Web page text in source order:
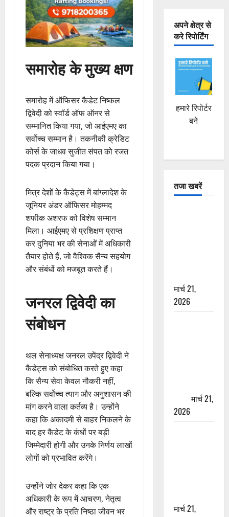
समारोह के मुख्य क्षण
समारोह में ऑफिसर कैडेट निष्कल
द्विवेदी को स्वॉर्ड ऑफ ऑनर से
सम्मानित किया गया, जो आईएमए का
सर्वोच्च सम्मान है। तकनीकी क्रेडिट
कोर्स के जाधव सुजीत संपत को रजत
पदक प्रदान किया गया।
मित्र देशों के कैडेट्स में बांग्लादेश के
जूनियर अंडर ऑफिसर मोहम्मद
शफीक अशरफ को विशेष सम्मान
मिला। आईएमए से प्रशिक्षण प्राप्त
कर दुनिया भर की सेनाओं में अधिकारी
तैयार होते हैं, जो वैश्विक सैन्य सहयोग
और संबंधों को मजबूत करते हैं।
जनरल द्विवेदी का
संबोधन
थल सेनाध्यक्ष जनरल उपेंद्र द्विवेदी ने
कैडेट्स को संबोधित करते हुए कहा
कि सैन्य सेवा केवल नौकरी नहीं,
बल्कि सर्वोच्च त्याग और अनुशासन की
मांग करने वाला कर्तव्य है। उन्होंने
कहा कि अकादमी से बाहर निकलने के
बाद हर कैडेट के कंधों पर बड़ी
जिम्मेदारी होगी और उनके निर्णय लाखों
लोगों को प्रभावित करेंगे।
उन्होंने जोर देकर कहा कि एक
अधिकारी के रूप में आचरण, नेतृत्व
और राष्ट्र के प्रति निष्ठा जीवन भर
अपने क्षेत्र से
करे रिपोर्टिंग
हमारे रिपोर्टर
बने
तजा खबरें
मार्च 21,
2026
मार्च 21,
2026
मार्च 21,